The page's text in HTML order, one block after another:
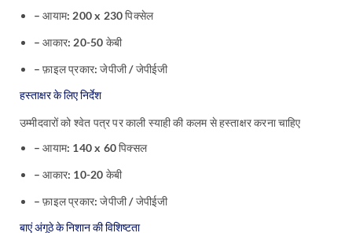
– आयाम: 200 x 230 पिक्सेल
– आकार: 20-50 केबी
– फ़ाइल प्रकार: जेपीजी / जेपीईजी
हस्ताक्षर के लिए निर्देश
उम्मीदवारों को श्वेत पत्र पर काली स्याही की कलम से हस्ताक्षर करना चाहिए
– आयाम: 140 x 60 पिक्सल
– आकार: 10-20 केबी
– फ़ाइल प्रकार: जेपीजी / जेपीईजी
बाएं अंगूठे के निशान की विशिष्टता